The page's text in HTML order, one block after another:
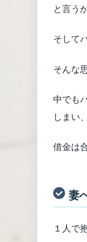
と言う
そして
そんな
中でも
しまい、
借金は
妻
１人で